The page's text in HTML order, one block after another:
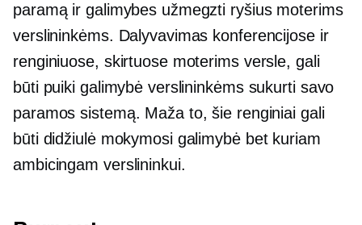
paramą ir galimybes užmegzti ryšius moterims
verslininkėms. Dalyvavimas konferencijose ir
renginiuose, skirtuose moterims versle, gali
būti puiki galimybė verslininkėms sukurti savo
paramos sistemą. Maža to, šie renginiai gali
būti didžiulė mokymosi galimybė bet kuriam
ambicingam verslininkui.